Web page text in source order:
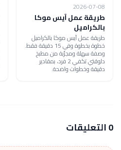
2026-07-08
طريقة عمل آيس موكا
بالكراميل
طريقة عمل آيس موكا بالكراميل
خطوة بخطوة وفي 15 دقيقة فقط.
وصفة سهلة ومجرّبة من مطبخ
دلوقتي تكفي 2 فرد، بمقادير
دقيقة وخطوات واضحة.
0 التعليقات